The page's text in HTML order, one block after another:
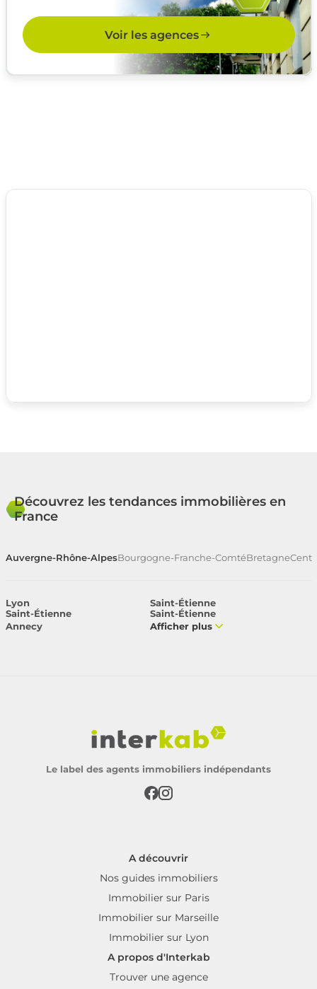
Voir les agences
Découvrez les tendances immobilières en
France
Auvergne-Rhône-AlpesBourgogne-Franche-ComtéBretagne
Lyon
Saint-Étienne
Saint-Étienne
Saint-Étienne
Annecy
Afficher plus
Le label des agents immobiliers indépendants
A découvrir
Nos guides immobiliers
Immobilier sur Paris
Immobilier sur Marseille
Immobilier sur Lyon
A propos d'Interkab
Trouver une agence